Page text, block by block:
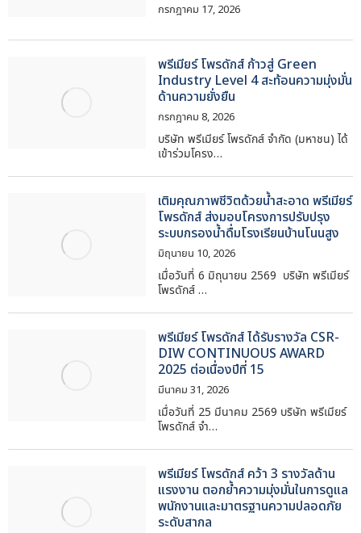
กรกฎาคม 17, 2026
พรีเมียร์ โพรดักส์ ก้าวสู่ Green
Industry Level 4 สะท้อนความมุ่งมั่น
ด้านความยั่งยืน
กรกฎาคม 8, 2026
บริษัท พรีเมียร์ โพรดักส์ จำกัด (มหาชน) ได้
เข้าร่วมโครง…
เติมคุณภาพชีวิตด้วยน้ำสะอาด พรีเมียร์
โพรดักส์ ส่งมอบโครงการปรับปรุง
ระบบกรองน้ำดื่มโรงเรียนบ้านโนนสูง
มิถุนายน 10, 2026
เมื่อวันที่ 6 มิถุนายน 2569 บริษัท พรีเมียร์
โพรดักส์ …
พรีเมียร์ โพรดักส์ ได้รับรางวัล CSR-
DIW CONTINUOUS AWARD
2025 ต่อเนื่องปีที่ 15
มีนาคม 31, 2026
เมื่อวันที่ 25 มีนาคม 2569 บริษัท พรีเมียร์
โพรดักส์ จำ…
พรีเมียร์ โพรดักส์ คว้า 3 รางวัลด้าน
แรงงาน ตอกย้ำความมุ่งมั่นในการดูแล
พนักงานและมาตรฐานความปลอดภัย
ระดับสากล